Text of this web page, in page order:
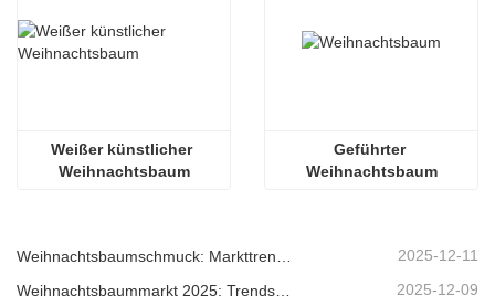
Weißer künstlicher
Weihnachtsbaum
Geführter
Weihnachtsbaum
2025-12-11
Weihnachtsbaummarkt 2025: Trends, Technologien und Beschaffungsleitfaden für B2B-Einkäufer 2025-12-09